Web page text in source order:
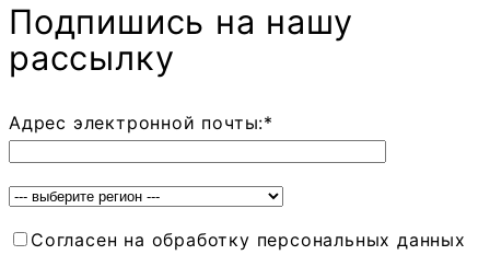
Подпишись на нашу
рассылку
Адрес электронной почты:*
Согласен на обработку персональных данных